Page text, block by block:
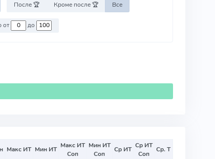
После 🏆 Кроме после 🏆 Все
Против команд со стоимостью от до
Макс ИТ Мин ИТ Макс ИТ
Соп
Мин ИТ
Соп
Ср ИТ Ср ИТ
Соп
Ср. Т